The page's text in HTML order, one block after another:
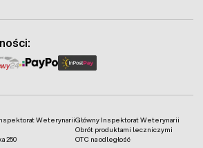
Weterynarii
250
Główny Inspektorat Weterynarii
Obrót produktami leczniczymi
OTC na odległość